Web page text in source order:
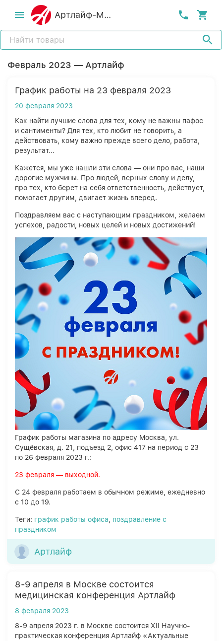
Артлайф-MСК
Февраль 2023 — Артлайф
График работы на 23 февраля 2023
20 февраля 2023
Как найти лучшие слова для тех, кому не важны пафос
и сантименты? Для тех, кто любит не говорить, а
действовать, кому важно прежде всего дело, работа,
результат...
Кажется, мы уже нашли эти слова — они про вас, наши
дорогие мужчины. Про людей, верных слову и делу,
про тех, кто берет на себя ответственность, действует,
помогает другим, двигает жизнь вперед.
Поздравляем вас с наступающим праздником, желаем
успехов, радости, новых целей и новых достижений!
График работы магазина по адресу Москва, ул.
Сущёвская, д. 21, подъезд 2, офис 417 на период с 23
по 26 февраля 2023 г.:
23 февраля — выходной.
С 24 февраля работаем в обычном режиме, ежедневно
с 10 до 19.
Теги: график работы офиса
поздравление с
праздником
Артлайф
8-9 апреля в Москве состоится
медицинская конференция Артлайф
8 февраля 2023
8-9 апреля 2023 г. в Москве состоится XII Научно-
практическая конференция Артлайф «Актуальные